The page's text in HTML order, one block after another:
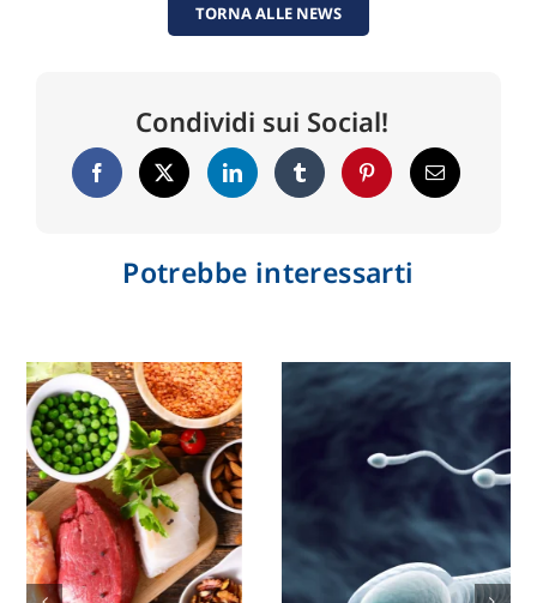
TORNA ALLE NEWS
Condividi sui Social!
Potrebbe interessarti